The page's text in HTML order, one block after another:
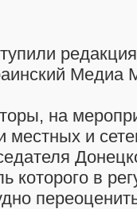
Медиа
на
местных и
которого в